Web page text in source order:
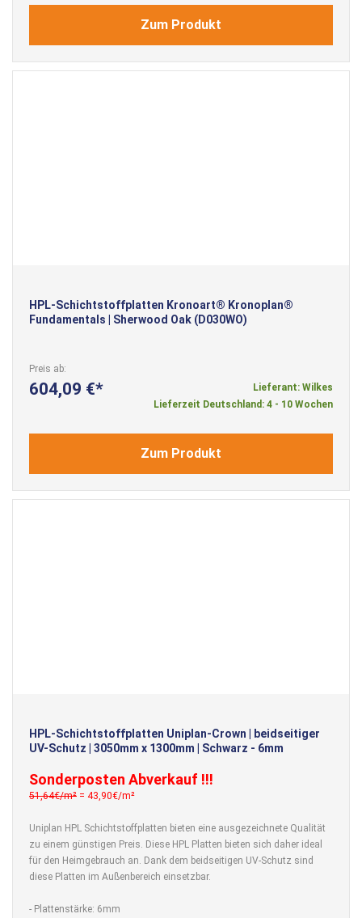
Zum Produkt
HPL-Schichtstoffplatten Kronoart® Kronoplan®
Fundamentals | Sherwood Oak (D030WO)
Preis ab
604,09 €
Lieferant: Wilkes
Lieferzeit Deutschland: 4 - 10 Wochen
Zum Produkt
HPL-Schichtstoffplatten Uniplan-Crown | beidseitiger
UV-Schutz | 3050mm x 1300mm | Schwarz - 6mm
Sonderposten Abverkauf !!!
51,64€/m² = 43,90€/m²
Uniplan HPL Schichtstoffplatten bieten eine ausgezeichnete Qualität
zu einem günstigen Preis. Diese HPL Platten bieten sich daher ideal
für den Heimgebrauch an. Dank dem beidseitigen UV-Schutz sind
diese Platten im Außenbereich einsetzbar.
- Plattenstärke: 6mm